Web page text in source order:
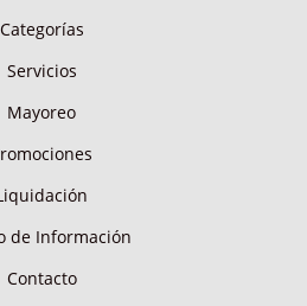
Categorías
Servicios
Mayoreo
de Información
Contacto